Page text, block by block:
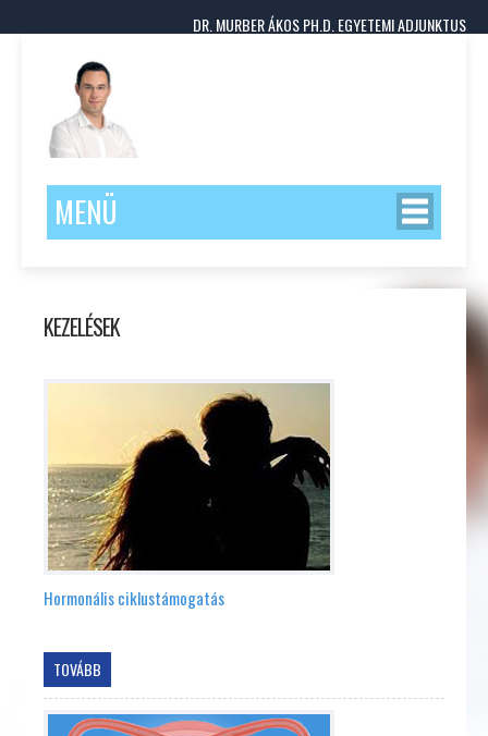
DR. MURBER ÁKOS PH.D. EGYETEMI ADJUNKTUS
MENÜ
KEZELÉSEK
Hormonális ciklustámogatás
TOVÁBB